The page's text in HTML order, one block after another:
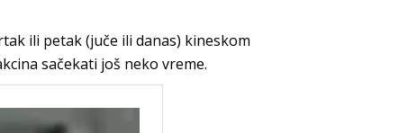
ili petak (juče ili danas) kineskom
sačekati još neko vreme.